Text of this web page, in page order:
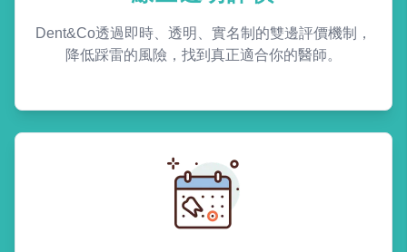
Dent&Co透過即時、透明、實名制的雙邊評價機制，
降低踩雷的風險，找到真正適合你的醫師。